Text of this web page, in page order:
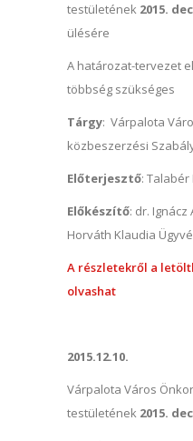
testületének 2015.
ülésére
A határozat-tervezet
többség szükséges
Tárgy: Várpalota
közbeszerzési
Előterjesztő:
Előkészítő: dr. Ignácz
Horváth Klaudia
A részletekről a
olvashat
2015.12.10.
Várpalota Város
testületének 2015.